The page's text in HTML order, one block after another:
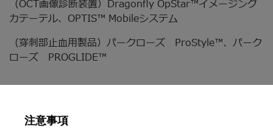
（OCT画像診断装置）Dragonfly OpStar™イメージング
カテーテル、OPTIS™ Mobileシステム
（穿刺部止血用製品）パークローズ ProStyle™、パーク
ローズ PROGLIDE™
（ペースメーカ）ASSURITY MRITM、ENDURITY
注意事項